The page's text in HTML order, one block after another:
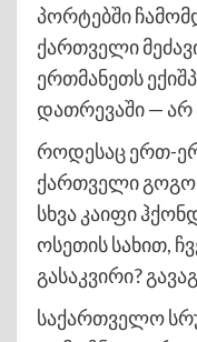
პორტებში
ქართველი
ერთმანეთს
დათრევაში — არ
როდესაც ერთ-
ქართველი
სხვა კაიფი
ოსეთის სახით,
გასაკვირი?
საქართველო